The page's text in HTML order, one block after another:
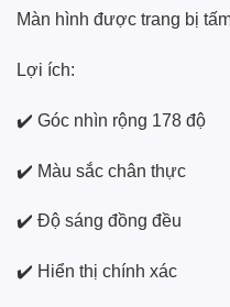
Màn hình được trang bị
Lợi ích:
✔️ Góc nhìn rộng 178 độ
✔️ Màu sắc chân thực
✔️ Độ sáng đồng đều
✔️ Hiển thị chính xác